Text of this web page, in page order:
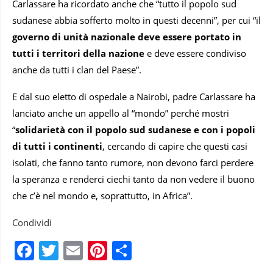
Carlassare ha ricordato anche che “tutto il popolo sud
sudanese abbia sofferto molto in questi decenni”, per cui “il
governo di unità nazionale deve essere portato in
tutti i territori della nazione e deve essere condiviso
anche da tutti i clan del Paese”.
E dal suo eletto di ospedale a Nairobi, padre Carlassare ha
lanciato anche un appello al “mondo” perché mostri
“solidarietà con il popolo sud sudanese e con i popoli
di tutti i continenti, cercando di capire che questi casi
isolati, che fanno tanto rumore, non devono farci perdere
la speranza e renderci ciechi tanto da non vedere il buono
che c’è nel mondo e, soprattutto, in Africa”.
Condividi
Facebook
Twitter
EmailPinterest